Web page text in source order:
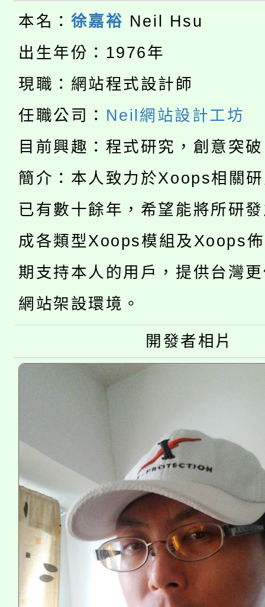
代理(課)教師甄選結果(
公告本校115學年度第
代理(課)教師甄選結果(
轉知中國文化大學推廣
《TA101》溝通分析基
程，歡迎學生輔導中心
心理、諮商輔導、社會
系所師生報名參加。
淨零綠生活教案入校路
會
115年食農教育專業人
程
學籍身 分審查程序及
版
公告本校115學年度第
「2026金融保險知識
車」活動
桃園市115學年度學生
生本土語及新住民語歌
公告本校115學年度第
代理(課)教師甄選結果(
公告本校115學年度第
代理(課)教師甄選結果
轉知中國文化大學推廣
《TA101》溝通分析基
程，歡迎學生輔導中心
心理、諮商輔導、社會
系所師生報名參加。
本名： 徐嘉裕 Neil Hsu
出生年份：1976年
現職：網站程式設計師
任職公司： Neil網站設計工坊
目前興趣：程式研究，創意突
簡介：本人致力於Xoops相關
已有數十餘年，希望能將所研
成各類型Xoops模組及Xoops
期支持本人的用戶，提供台灣
網站架設環境。
開發者相片